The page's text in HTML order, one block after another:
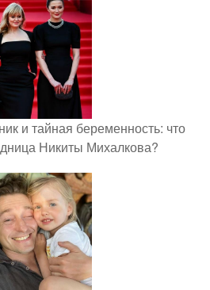
и тайная беременность: что
Никиты Михалкова?